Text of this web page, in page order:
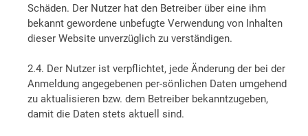
Schäden. Der Nutzer hat den Betreiber über eine ihm
bekannt gewordene unbefugte Verwendung von Inhalten
dieser Website unverzüglich zu verständigen.
2.4. Der Nutzer ist verpflichtet, jede Änderung der bei der
Anmeldung angegebenen per-sönlichen Daten umgehend
zu aktualisieren bzw. dem Betreiber bekanntzugeben,
damit die Daten stets aktuell sind.